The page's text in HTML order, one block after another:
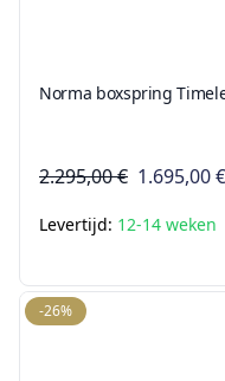
Norma boxspring
2.295,00 € 1.695,00 €
Levertijd: 12-14 weken
-26%